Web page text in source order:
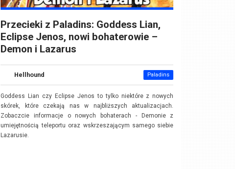
Przecieki z Paladins: Goddess Lian,
Eclipse Jenos, nowi bohaterowie –
Demon i Lazarus
Hellhound Paladins
Goddess Lian czy Eclipse Jenos to tylko niektóre z nowych
skórek, które czekają nas w najbliższych aktualizacjach.
Zobaczcie informacje o nowych bohaterach - Demonie z
umiejętnością teleportu oraz wskrzeszającym samego siebie
Lazarusie.